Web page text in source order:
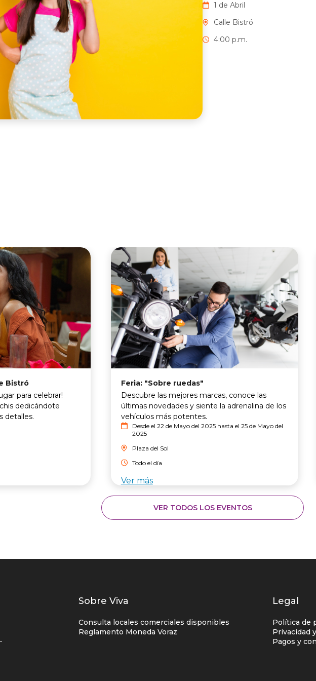
1 de Abril
Calle Bistró
4:00 p.m.
Bistró
para celebrar!
dedicándote
detalles.
Feria: "Sobre ruedas"
Descubre las mejores marcas, conoce las
últimas novedades y siente la adrenalina de los
vehículos más potentes.
Desde el 22 de Mayo del 2025 hasta el 25 de Mayo del
2025
Plaza del Sol
Todo el día
Ver más
VER TODOS LOS EVENTOS
Listados
enlaces
centro
Sobre Viva
Consulta locales comerciales disponibles
Reglamento Moneda Voraz
Legal
Política de
Privacidad
Pagos y